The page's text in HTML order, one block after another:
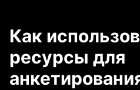
Как
ресурсы для